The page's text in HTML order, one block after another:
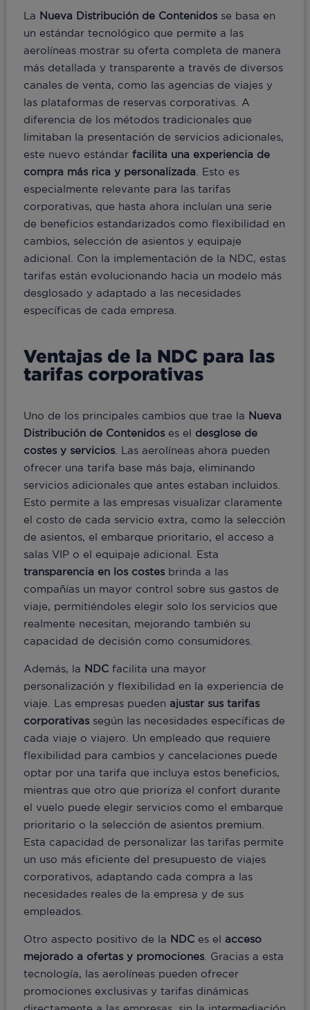
La Nueva Distribución de Contenidosse basa en
un estándar tecnológico que permite a las
aerolíneas mostrar su oferta completa de manera
más detallada y transparente a través de diversos
canales de venta, como las agencias de viajes y
las plataformas de reservas corporativas. A
diferencia de los métodos tradicionales que
limitaban la presentación de servicios adicionales,
este nuevo estándar facilita una experiencia de
compra más rica y personalizada . Esto es
especialmente relevante para las tarifas
corporativas, que hasta ahora incluían una serie
de beneficios estandarizados como flexibilidad en
cambios, selección de asientos y equipaje
adicional. Con la implementación de la NDC, estas
tarifas están evolucionando hacia un modelo más
desglosado y adaptado a las necesidades
específicas de cada empresa.
Ventajas de la NDC para las
tarifas corporativas
Uno de los principales cambios que trae la Nueva
Distribución de Contenidoses el desglose de
costes y servicios. Las aerolíneas ahora pueden
ofrecer una tarifa base más baja, eliminando
servicios adicionales que antes estaban incluidos.
Esto permite a las empresas visualizar claramente
el costo de cada servicio extra, como la selección
de asientos, el embarque prioritario, el acceso a
salas VIP o el equipaje adicional. Esta
transparencia en los costesbrinda a las
compañías un mayor control sobre sus gastos de
viaje, permitiéndoles elegir solo los servicios que
realmente necesitan, mejorando también su
capacidad de decisión como consumidores.
Además, la NDCfacilita una mayor
personalización y flexibilidad en la experiencia de
viaje. Las empresas pueden ajustar sus tarifas
corporativassegún las necesidades específicas de
cada viaje o viajero. Un empleado que requiere
flexibilidad para cambios y cancelaciones puede
optar por una tarifa que incluya estos beneficios,
mientras que otro que prioriza el confort durante
el vuelo puede elegir servicios como el embarque
prioritario o la selección de asientos premium.
Esta capacidad de personalizar las tarifas permite
un uso más eficiente del presupuesto de viajes
corporativos, adaptando cada compra a las
necesidades reales de la empresa y de sus
empleados.
Otro aspecto positivo de la NDCes el acceso
mejorado a ofertas y promociones. Gracias a esta
tecnología, las aerolíneas pueden ofrecer
promociones exclusivas y tarifas dinámicas